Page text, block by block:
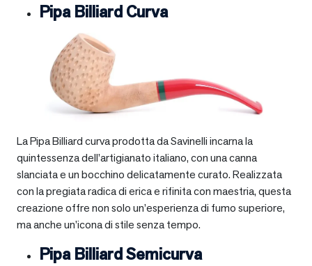
Pipa Billiard Curva
La Pipa Billiard curva prodotta da Savinelli incarna la
quintessenza dell’artigianato italiano, con una canna
slanciata e un bocchino delicatamente curato. Realizzata
con la pregiata radica di erica e rifinita con maestria, questa
creazione offre non solo un’esperienza di fumo superiore,
ma anche un’icona di stile senza tempo.
Pipa Billiard Semicurva